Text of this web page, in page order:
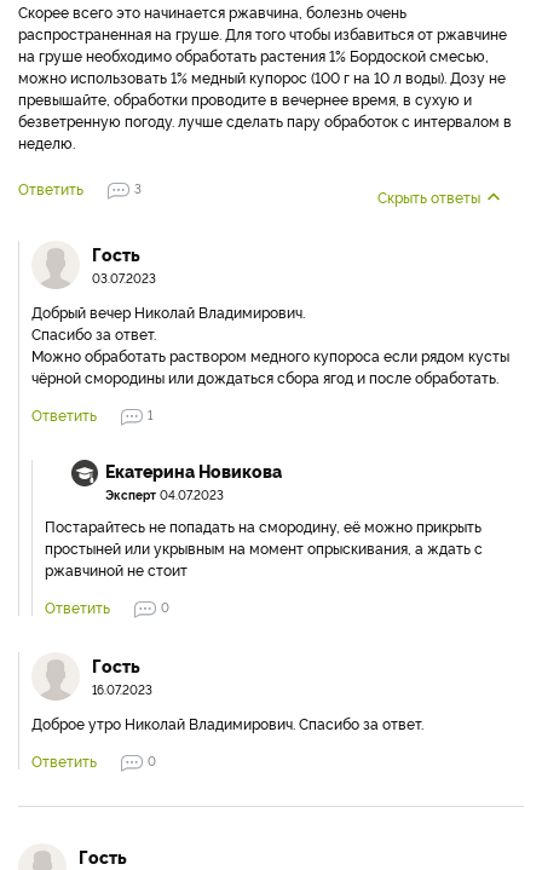
Скорее всего это начинается ржавчина, болезнь очень
распространенная на груше. Для того чтобы избавиться от ржавчине
на груше необходимо обработать растения 1% Бордоской смесью,
можно использовать 1% медный купорос (100 г на 10 л воды). Дозу не
превышайте, обработки проводите в вечернее время, в сухую и
безветренную погоду. лучше сделать пару обработок с интервалом в
неделю.
Ответить 3 Скрыть ответы
Гость
03.07.2023
Добрый вечер Николай Владимирович.
Спасибо за ответ.
Можно обработать раствором медного купороса если рядом кусты
чёрной смородины или дождаться сбора ягод и после обработать.
Ответить
1
Екатерина Новикова
Эксперт 04.07.2023
Постарайтесь не попадать на смородину, её можно прикрыть
простыней или укрывным на момент опрыскивания, а ждать с
ржавчиной не стоит
Ответить
0
Гость
16.07.2023
Доброе утро Николай Владимирович. Спасибо за ответ.
Ответить
0
Гость